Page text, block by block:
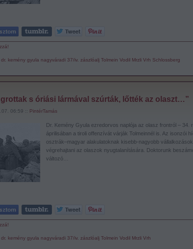
dr. kemény gyula nagyváradi 37/iv. zászlóalj Tolmein Vodil Mrzli Vrh Schlossberg
s óriási lármával szúrták, lőtték az olaszt…”
06:59 :: PintérTamás
Dr. Kemény Gyula ezredorvos naplója az olasz frontról – 34.
áprilisában a tiroli offenzívát várják Tolmeinnél is. Az isonzói
osztrák–magyar alakulatoknak kisebb-nagyobb
végrehajtani az olaszok nyugtalanítására. Doktorunk
változó…
dr. kemény gyula nagyváradi 37/iv. zászlóalj Tolmein Vodil Mrzli Vrh